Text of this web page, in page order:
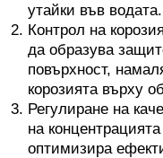
утайки във водата.
Контрол на
да образува
повърхност,
корозията върху
Регулиране на
на
оптимизира